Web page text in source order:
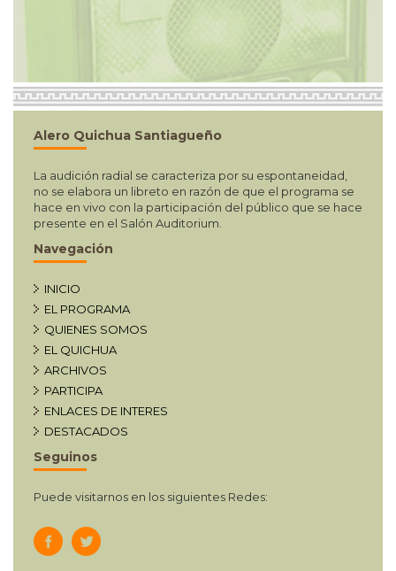
Alero Quichua Santiagueño
La audición radial se caracteriza por su espontaneidad,
no se elabora un libreto en razón de que el programa se
hace en vivo con la participación del público que se hace
presente en el Salón Auditorium.
Navegación
INICIO
EL PROGRAMA
QUIENES SOMOS
EL QUICHUA
ARCHIVOS
PARTICIPA
ENLACES DE INTERES
DESTACADOS
Seguinos
Puede visitarnos en los siguientes Redes: